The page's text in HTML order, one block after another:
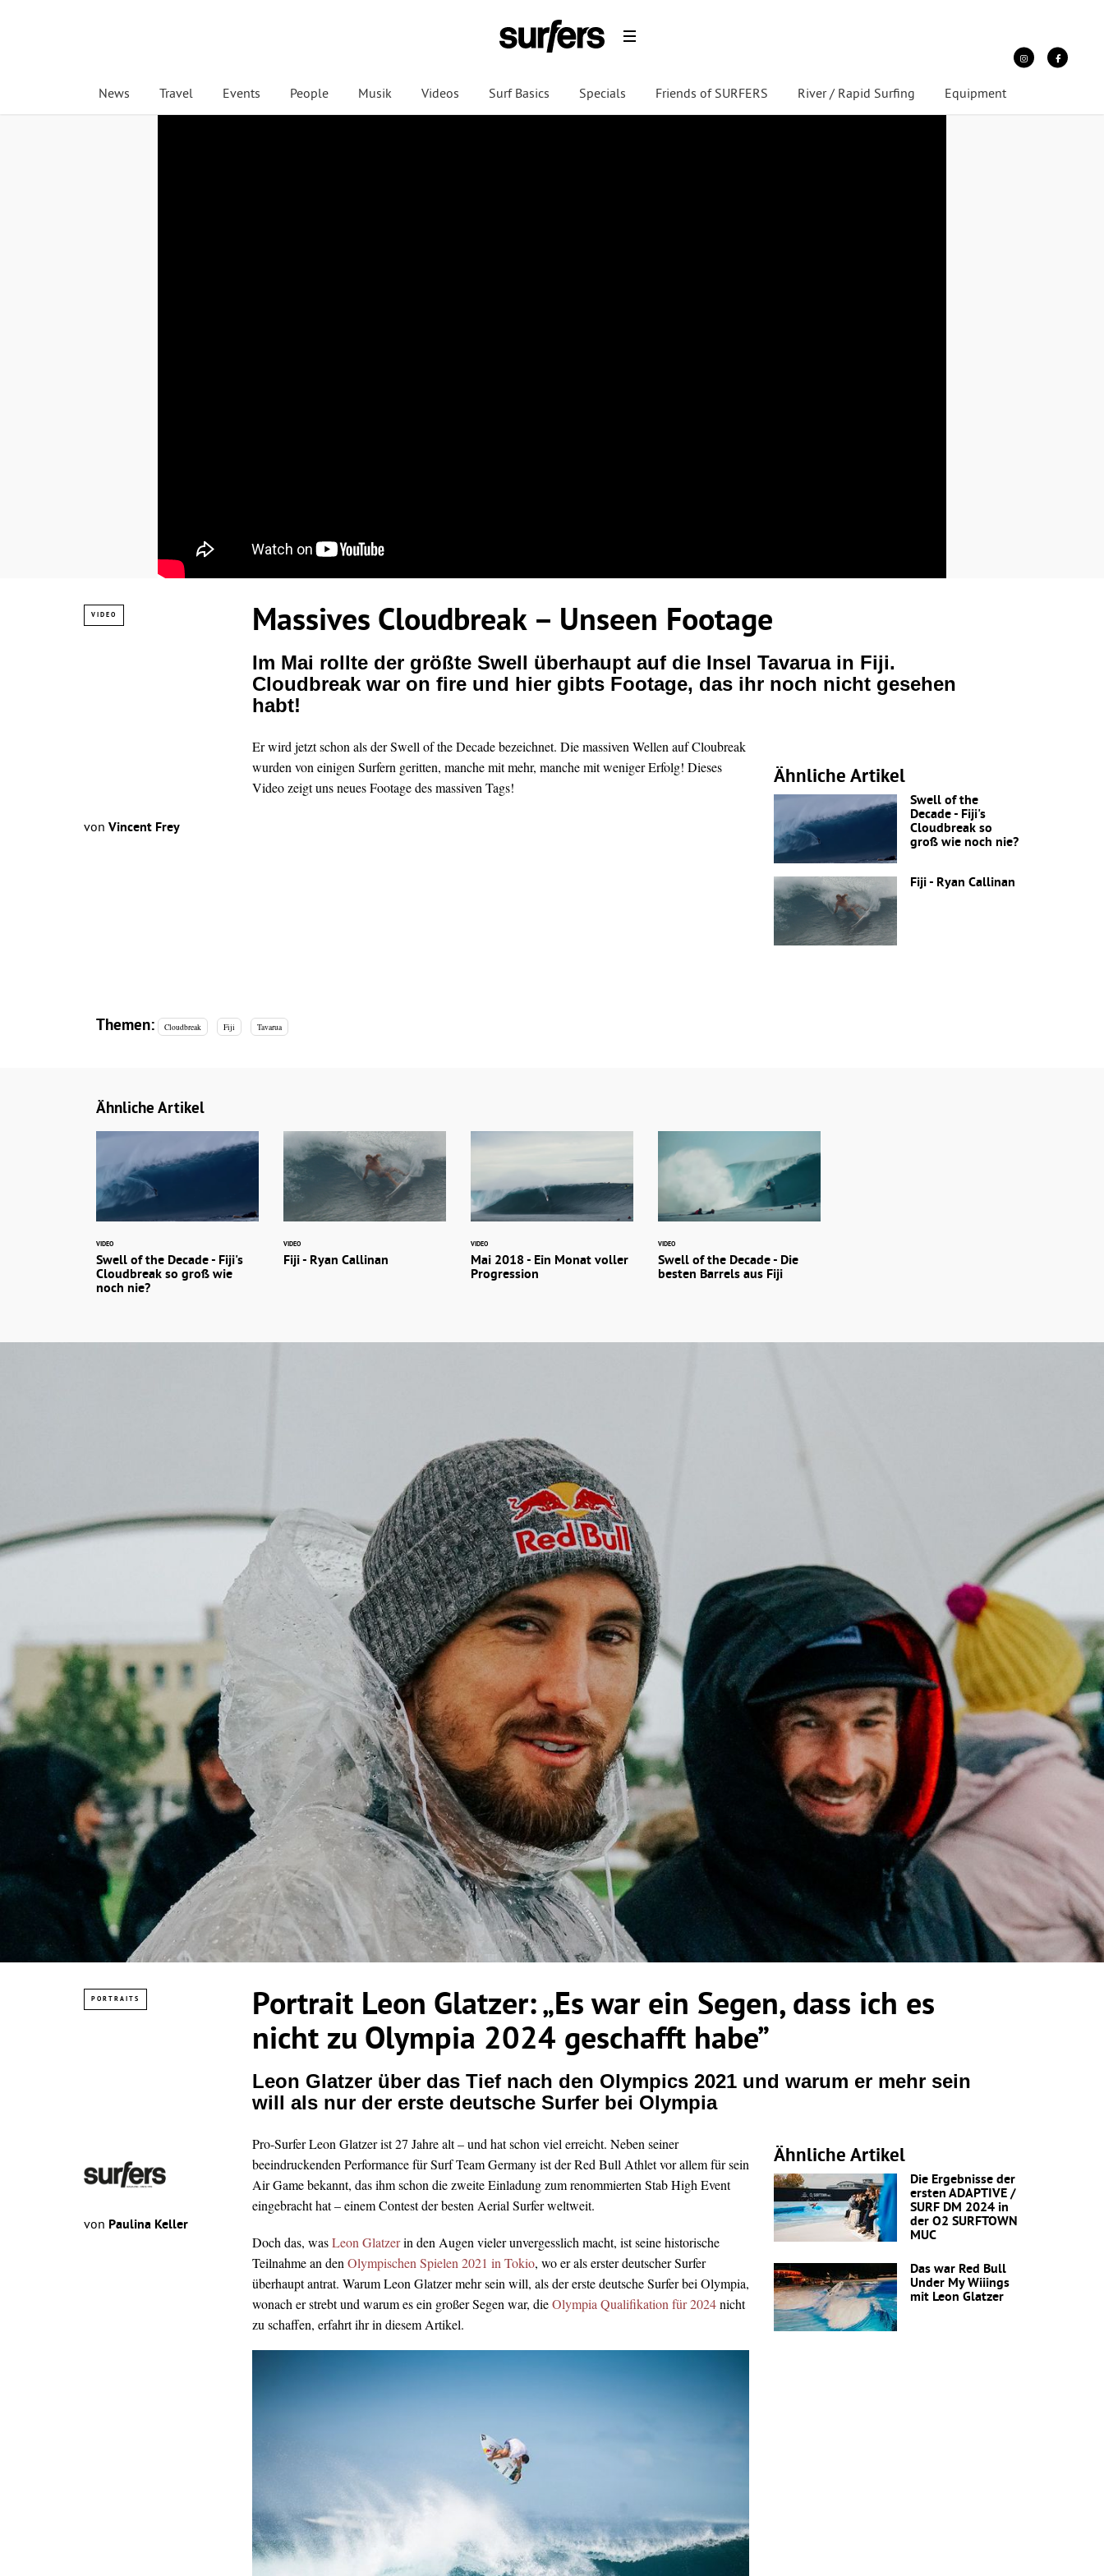
News Travel Events People Musik Videos Surf Basics Specials Friends of SURFERS River / Rapid Surfing Equipment
VIDEO Massives Cloudbreak – Unseen Footage
Im Mai rollte der größte Swell überhaupt auf die Insel Tavarua in Fiji.
Cloudbreak war on fire und hier gibts Footage, das ihr noch nicht gesehen
habt!
von Vincent Frey
Er wird jetzt schon als der Swell of the Decade bezeichnet. Die massiven Wellen auf Cloubreak
wurden von einigen Surfern geritten, manche mit mehr, manche mit weniger Erfolg! Dieses
Video zeigt uns neues Footage des massiven Tags!
Ähnliche Artikel
Swell of the
Decade - Fiji's
Cloudbreak so
groß wie noch nie?
Fiji - Ryan Callinan
Themen: Cloudbreak Fiji Tavarua
Ähnliche Artikel
VIDEO
Swell of the Decade - Fiji's
Cloudbreak so groß wie
noch nie?
VIDEO
Fiji - Ryan Callinan
VIDEO
Mai 2018 - Ein Monat voller
Progression
VIDEO
Swell of the Decade - Die
besten Barrels aus Fiji
PORTRAITS
Portrait Leon Glatzer: „Es war ein Segen, dass ich es
nicht zu Olympia 2024 geschafft habe”
Leon Glatzer über das Tief nach den Olympics 2021 und warum er mehr sein
will als nur der erste deutsche Surfer bei Olympia
von Paulina Keller
Pro-Surfer Leon Glatzer ist 27 Jahre alt – und hat schon viel erreicht. Neben seiner
beeindruckenden Performance für Surf Team Germany ist der Red Bull Athlet vor allem für sein
Air Game bekannt, das ihm schon die zweite Einladung zum renommierten Stab High Event
eingebracht hat – einem Contest der besten Aerial Surfer weltweit.
Doch das, wasLeon Glatzerin den Augen vieler unvergesslich macht, ist seine historische
Teilnahme an den Olympischen Spielen 2021 in Tokio, wo er als erster deutscher Surfer
überhaupt antrat. Warum Leon Glatzer mehr sein will, als der erste deutsche Surfer bei Olympia,
wonach er strebt und warum es ein großer Segen war, dieOlympia Qualifikation für 2024nicht
zu schaffen, erfahrt ihr in diesem Artikel.
Ähnliche Artikel
Die Ergebnisse der
ersten ADAPTIVE /
SURF DM 2024 in
der O2 SURFTOWN
MUC
Das war Red Bull
Under My Wiiings
mit Leon Glatzer